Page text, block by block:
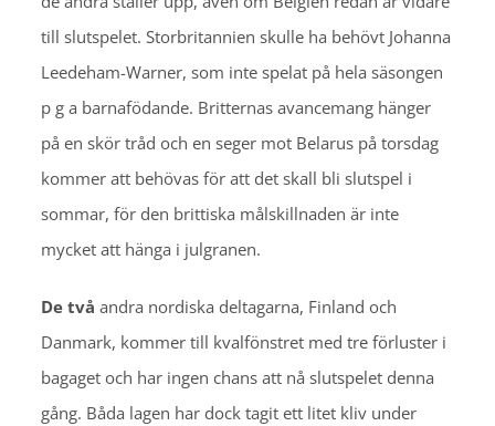
till slutspelet. Storbritannien skulle ha behövt Johanna
Leedeham-Warner, som inte spelat på hela säsongen
p g a barnafödande. Britternas avancemang hänger
på en skör tråd och en seger mot Belarus på torsdag
kommer att behövas för att det skall bli slutspel i
sommar, för den brittiska målskillnaden är inte
mycket att hänga i julgranen.
De två andra nordiska deltagarna, Finland och
Danmark, kommer till kvalfönstret med tre förluster i
bagaget och har ingen chans att nå slutspelet denna
gång. Båda lagen har dock tagit ett litet kliv under